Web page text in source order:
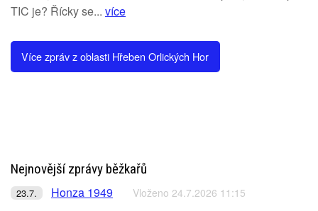
TIC je? Řícky se... více
Více zpráv z oblasti Hřeben Orlických Hor
Nejnovější zprávy běžkařů
23.7. Honza 1949 Vloženo 24.7.2026 11:15